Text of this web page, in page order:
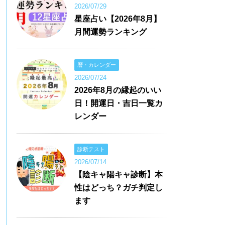
2026/07/29
星座占い【2026年8月】
月間運勢ランキング
暦・カレンダー
2026/07/24
2026年8月の縁起のいい
日！開運日・吉日一覧カ
レンダー
診断テスト
2026/07/14
【陰キャ陽キャ診断】本
性はどっち？ガチ判定し
ます